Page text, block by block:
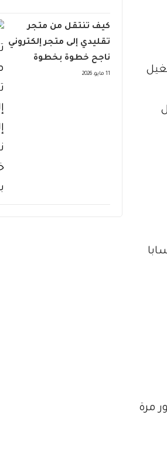
مرة
كيف تنتقل من متجر
تقليدي إلى متجر إلكتروني
ناجح خطوة بخطوة
11 مايو، 2026